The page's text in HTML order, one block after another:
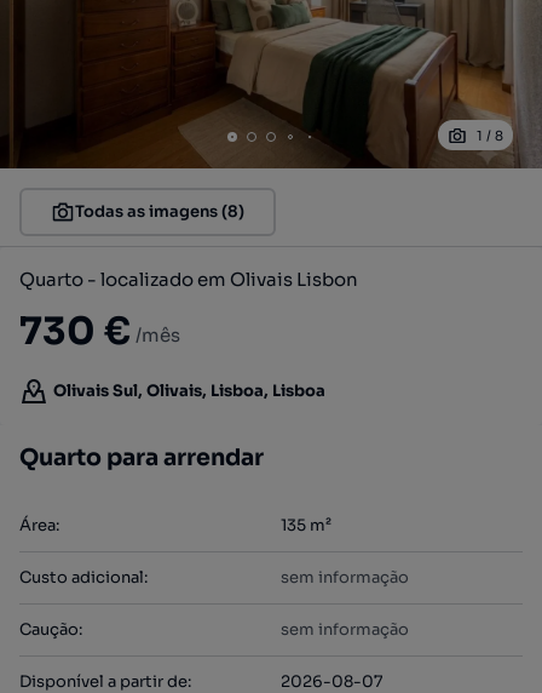
1 / 8
Todas as imagens (8)
Quarto - localizado em Olivais Lisbon
730 € /mês
Olivais Sul, Olivais, Lisboa, Lisboa
Quarto para arrendar
Área: 135 m²
Custo adicional: sem informação
Caução: sem informação
Disponível a partir de: 2026-08-07